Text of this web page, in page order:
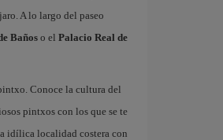
A lo largo del paseo
Bañoso el Palacio Real de
Conoce la cultura del
pintxos con los que se te
idílica localidad costera con